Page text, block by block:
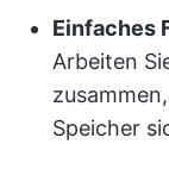
Einfaches
Arbeiten
Speicher